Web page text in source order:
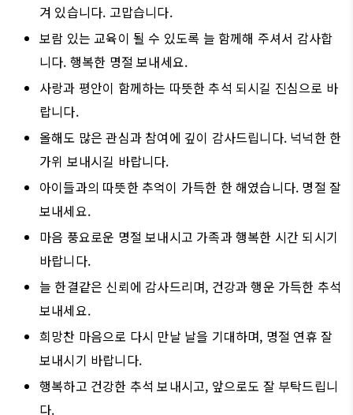
겨 있습니다. 고맙습니다.
보람 있는 교육이 될 수 있도록 늘 함께해 주셔서 감사합
니다. 행복한 명절 보내세요.
사랑과 평안이 함께하는 따뜻한 추석 되시길 진심으로 바
랍니다.
올해도 많은 관심과 참여에 깊이 감사드립니다. 넉넉한 한
가위 보내시길 바랍니다.
아이들과의 따뜻한 추억이 가득한 한 해였습니다. 명절 잘
보내세요.
마음 풍요로운 명절 보내시고 가족과 행복한 시간 되시기
바랍니다.
늘 한결같은 신뢰에 감사드리며, 건강과 행운 가득한 추석
보내세요.
희망찬 마음으로 다시 만날 날을 기대하며, 명절 연휴 잘
보내시기 바랍니다.
행복하고 건강한 추석 보내시고, 앞으로도 잘 부탁드립니
다.